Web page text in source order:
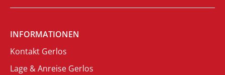
INFORMATIONEN
Kontakt Gerlos
Lage & Anreise Gerlos